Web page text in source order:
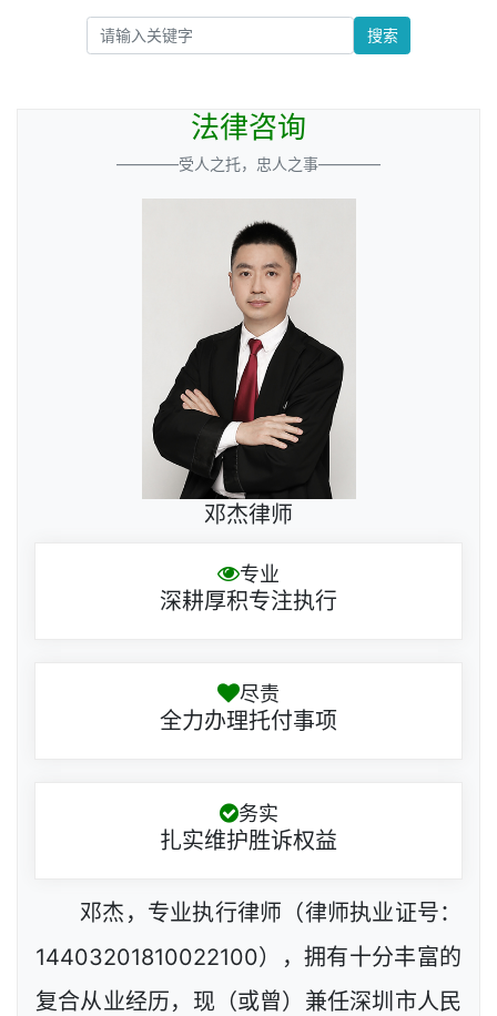
搜索
法律咨询
————受人之托，忠人之事————
邓杰律师
专业
深耕厚积专注执行
尽责
全力办理托付事项
务实
扎实维护胜诉权益
邓杰，专业执行律师（律师执业证号：
14403201810022100），拥有十分丰富的
复合从业经历，现（或曾）兼任深圳市人民